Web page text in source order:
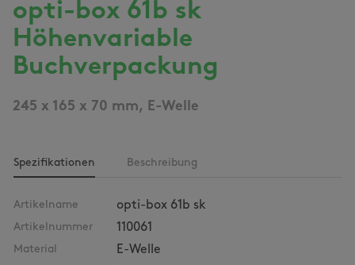
opti-box 61b sk
Höhenvariable
Buchverpackung
245 x 165 x 70 mm, E-Welle
Spezifikationen Beschreibung
Artikelname opti-box 61b sk
Artikelnummer 110061
Material E-Welle